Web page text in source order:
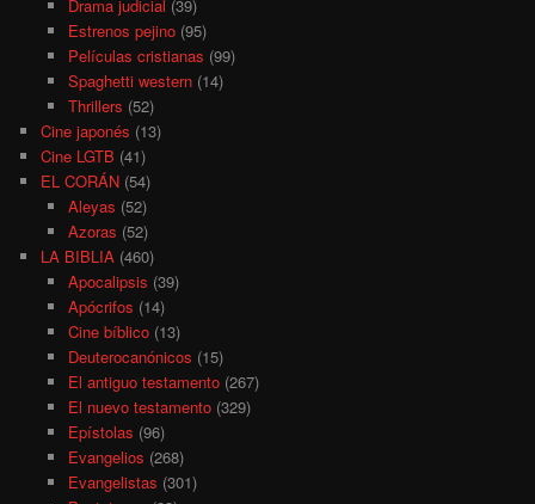
Drama judicial (39)
Estrenos pejino(95)
Películas cristianas (99)
Spaghetti western(14)
Thrillers (52)
Cine japonés (13)
Cine LGTB (41)
EL CORÁN (54)
Aleyas (52)
Azoras (52)
LA BIBLIA (460)
Apocalipsis (39)
Apócrifos (14)
Cine bíblico(13)
Deuterocanónicos (15)
El antiguo testamento(267)
El nuevo testamento(329)
Epístolas (96)
Evangelios (268)
Evangelistas (301)